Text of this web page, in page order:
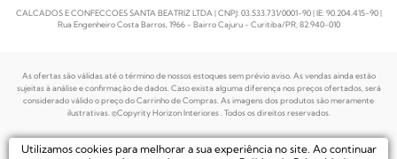
CALCADOS E CONFECCOES SANTA BEATRIZ LTDA | CNPJ: 03.533.731/0001-90 | IE: 90.204.415-90 |
Rua Engenheiro Costa Barros, 1966 - Bairro Cajuru - Curitiba/PR, 82.940-010
As ofertas são válidas até o término de nossos estoques sem prévio aviso. As vendas ainda estão
sujeitas à análise e confirmação de dados. Caso exista alguma diferença nos preçosofertados, será
considerado válido o preço do Carrinho de Compras. As imagens dos produtos são meramente
ilustrativas. ©Copyrity Horizon Interiores . Todos os direitos reservados.
Desenvolvido por Plataforma de
Ecommerce by
Utilizamos cookies para melhorar a sua experiência no site. Ao continuar